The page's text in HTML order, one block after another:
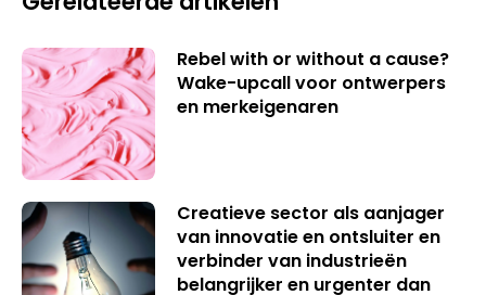
Rebel with or without a cause?
Wake-upcall voor ontwerpers
en merkeigenaren
Creatieve sector als aanjager
van innovatie en ontsluiter en
verbinder van industrieën
belangrijker en urgenter dan